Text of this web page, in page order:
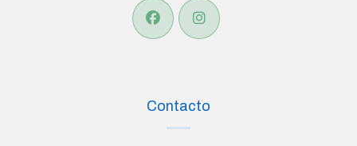
Contacto